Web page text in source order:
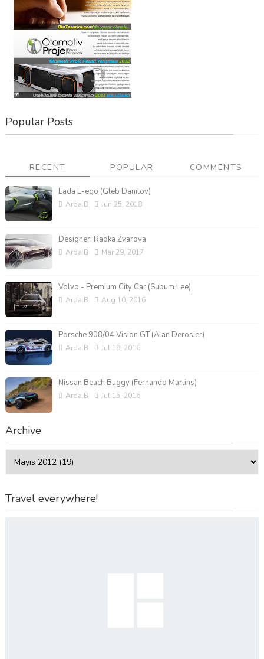
Popular Posts
RECENT POPULAR COMMENTS
Lada L-ego (Gleb Danilov)
Arda.B Jun 25, 2018
Designer: Radka Zvarova
Arda.B Mar 29, 2017
Volvo - Premium City Car (Subum Lee)
Arda.B Aug 10, 2016
Porsche 908/04 Vision GT (Alan Derosier)
Arda.B Jul 19, 2016
Nissan Beach Buggy (Fernando Martins)
Arda.B Jul 15, 2016
Archive
Travel everywhere!